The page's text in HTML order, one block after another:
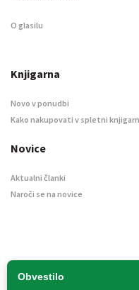
Obvestilo
O glasilu
Knjigarna
Novo v ponudbi
Kako nakupovati v spletni
Novice
Aktualni članki
Naroči se na novice